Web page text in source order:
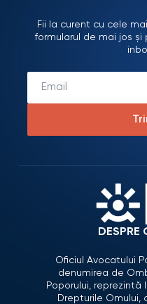
Fii la curent cu cele
formularul de mai jos
DESPRE
Oficiul Avocatului
denumirea de
Poporului,
Drepturile